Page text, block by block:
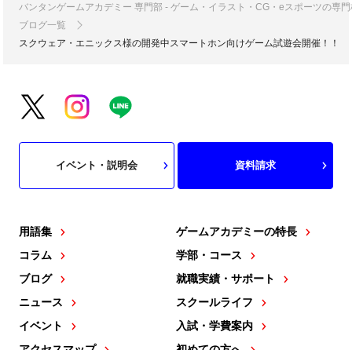
バンタンゲームアカデミー 専門部 - ゲーム・イラスト・CG・eスポーツの専
ブログ一覧
スクウェア・エニックス様の開発中スマートホン向けゲーム試遊会開催！！
用語集
コラム
ブログ
ニュース
イベント
ゲームアカデミーの特長
学部・コース
就職実績・サポート
スクールライフ
入試・学費案内
イベント・説明会 資料請求